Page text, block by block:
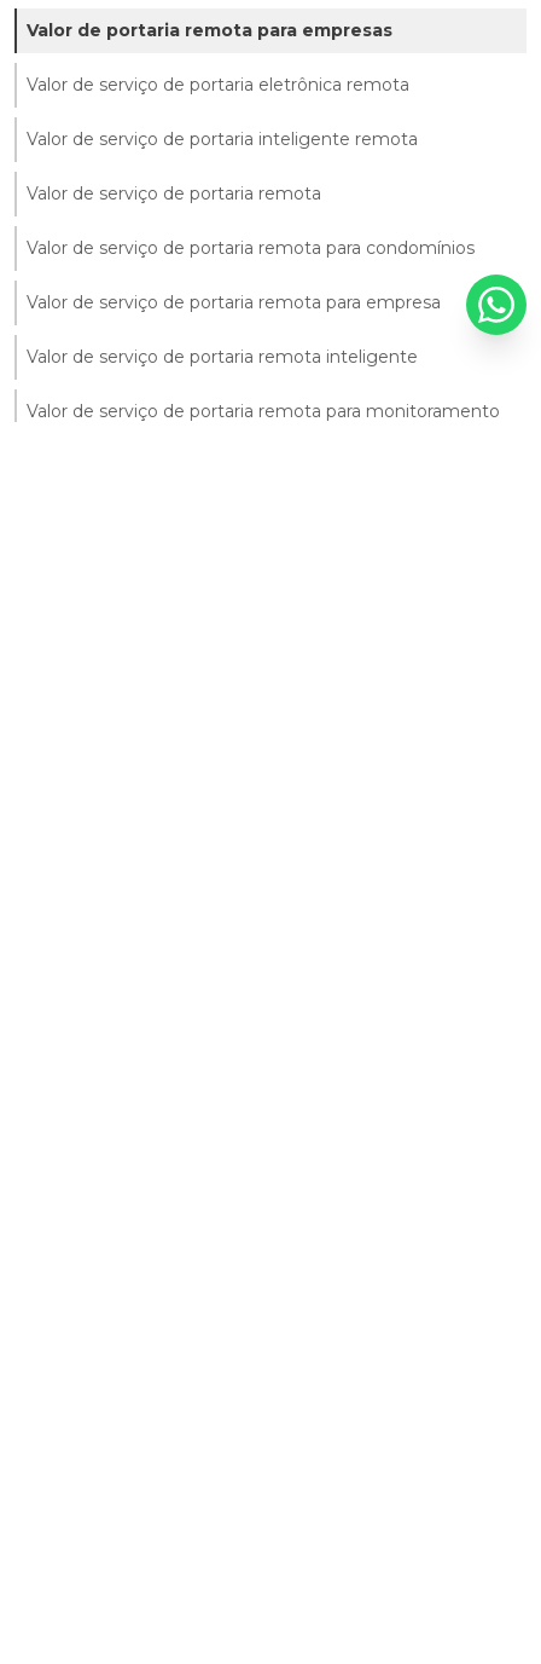
Valor de portaria remota para empresas
Valor de serviço de portaria eletrônica remota
Valor de serviço de portaria inteligente remota
Valor de serviço de portaria remota
Valor de serviço de portaria remota para condomínios
Valor de serviço de portaria remota para empresa
Valor de serviço de portaria remota inteligente
Valor de serviço de portaria remota para monitoramento